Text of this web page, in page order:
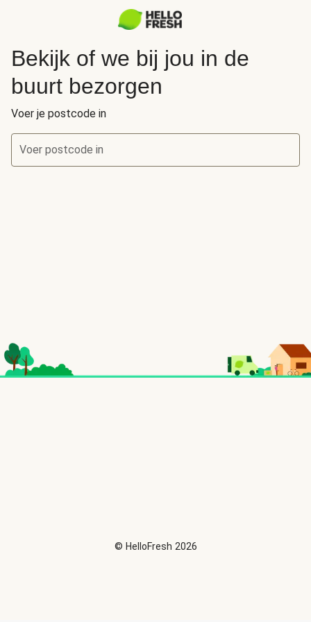
Bekijk of we bij jou in de
buurt bezorgen
Voer je postcode in
Voer postcode in
© HelloFresh 2026